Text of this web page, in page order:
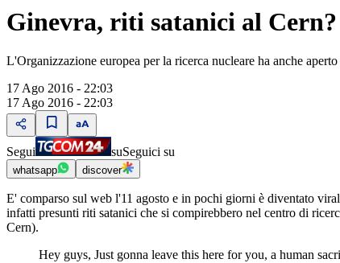
Ginevra, riti satanici al Cern?
L'Organizzazione europea per la ricerca nucleare ha anche
17 Ago 2016 - 22:03
17 Ago 2016 - 22:03
Segui suSeguici su
whatsapp discover
E' comparso sul web l'11 agosto e in pochi giorni è diventato
infatti presunti riti satanici che si compirebbero nel centro di
Cern).
Hey guys, Just gonna leave this here for you, a human